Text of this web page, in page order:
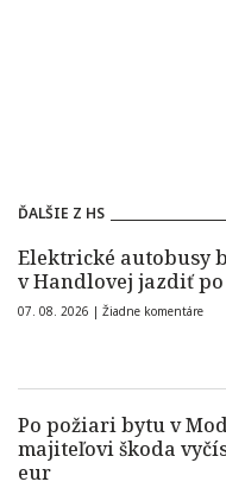
ĎALŠIE Z HS
Elektrické autobusy
v Handlovej jazdiť
07. 08. 2026 | Žiadne komentáre
Po požiari bytu v
majiteľovi škoda
eur